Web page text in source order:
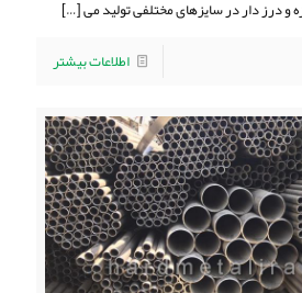
و درز دار در سایزهای مختلفی تولید می[…]
اطلاعات بیشتر